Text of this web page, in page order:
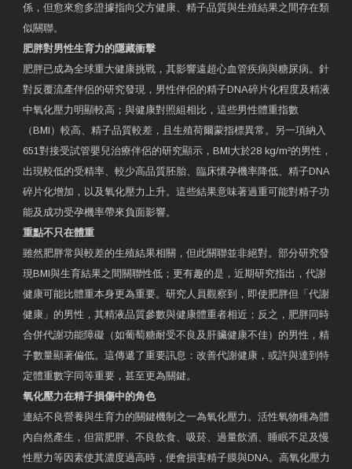
係，但愈來愈多證據指向父方健康、精子品質與生殖結果之間存在類
似關聯。
肥胖對男性生育力的隱藏衝擊
肥胖已成為全球重大健康挑戰，其影響遠超心血管疾病與糖尿病。針
對反覆流產伴侶的研究發現，男性伴侶的精子DNA碎片化程度及精液
中氧化壓力明顯較高；與健康對照組相比，這些男性體重指數
（BMI）較高、精子品質較差，且生殖荷爾蒙指標異常。另一項納入
651對接受試管嬰兒治療伴侶的研究顯示，BMI大於28 kg/m²的男性，
出現較低的受精率、較少高品質胚胎、臨床懷孕機率降低、精子DNA
碎片化增加，以及氧化壓力上升。這些結果意味著過重可能對精子功
能及成功受孕機率帶來負面影響。
重點不只在體重
雖然肥胖常與較差的生殖結果相關，但此關聯並非絕對。部分研究發
現BMI與生育結果之間關聯性低；更有趣的是，近期研究指出，代謝
健康可能比體重本身更為重要。研究人員觀察到，即使肥胖但「代謝
健康」的男性，其精液品質參數與健康體重者相近；反之，肥胖同時
合併代謝功能障礙（如葡萄糖耐受不良及肝臟健康不佳）的男性，精
子數量顯著偏低。這傳遞了重要訊息：改善代謝健康，或許與達到特
定體重數字同等重要，甚至更為關鍵。
氧化壓力在精子損傷中的角色
連結不良營養與生育力的關鍵機制之一為氧化壓力。活性氧物種為體
內自然產生，但當肥胖、不良飲食、吸菸、過量飲酒、睡眠不足及慢
性壓力等因素使其濃度過高時，便會損害精子膜與DNA。高氧化壓力